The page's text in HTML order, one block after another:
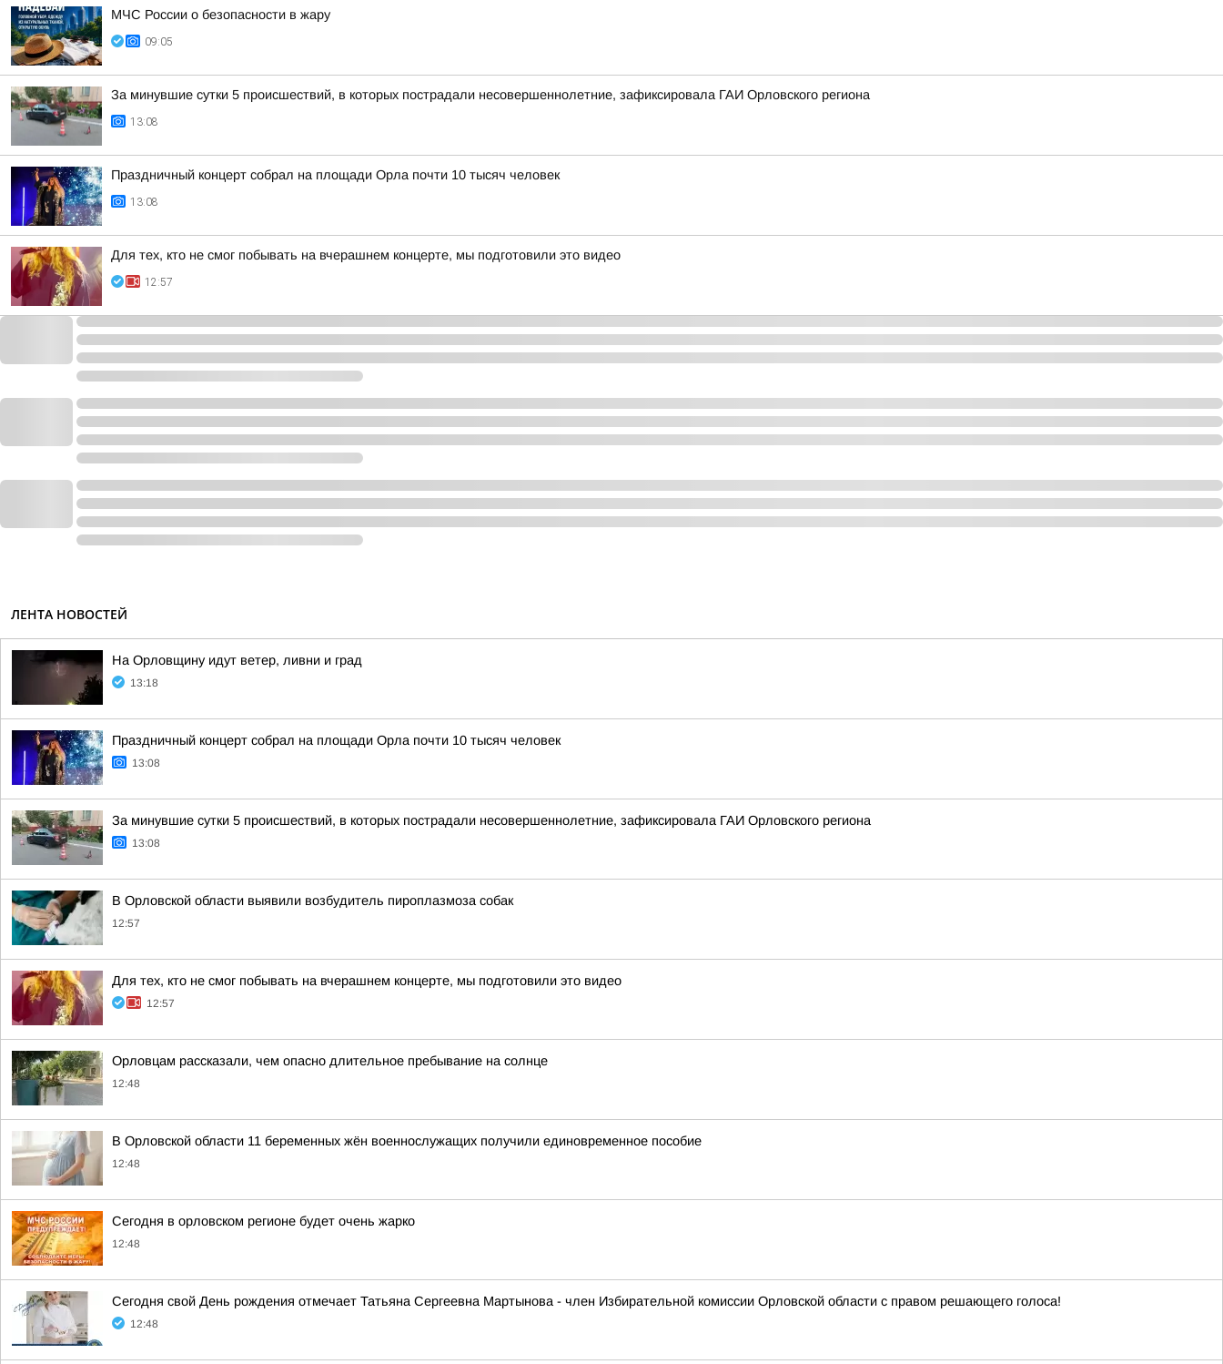
МЧС России о безопасности в жару
09:05
За минувшие сутки 5 происшествий, в которых пострадали несовершеннолетние, зафиксировала ГАИ Орловского региона
13:08
Праздничный концерт собрал на площади Орла почти 10 тысяч человек
13:08
Для тех, кто не смог побывать на вчерашнем концерте, мы подготовили это видео
12:57
ЛЕНТА НОВОСТЕЙ
На Орловщину идут ветер, ливни и град
13:18
Праздничный концерт собрал на площади Орла почти 10 тысяч человек
13:08
За минувшие сутки 5 происшествий, в которых пострадали несовершеннолетние, зафиксировала ГАИ Орловского региона
13:08
В Орловской области выявили возбудитель пироплазмоза собак
12:57
Для тех, кто не смог побывать на вчерашнем концерте, мы подготовили это видео
12:57
Орловцам рассказали, чем опасно длительное пребывание на солнце
12:48
В Орловской области 11 беременных жён военнослужащих получили единовременное пособие
12:48
Сегодня в орловском регионе будет очень жарко
12:48
Сегодня свой День рождения отмечает Татьяна Сергеевна Мартынова - член Избирательной комиссии Орловской области с правом решающего голоса!
12:48